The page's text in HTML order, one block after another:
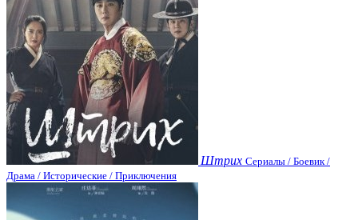
Штрих Сериалы / Боевик /
Драма / Исторические / Приключения